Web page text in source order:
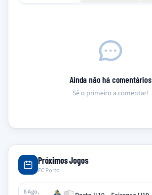
Ainda não há comentários
Sê o primeiro a comentar!
Próximos Jogos
FC Porto
8 Ago,